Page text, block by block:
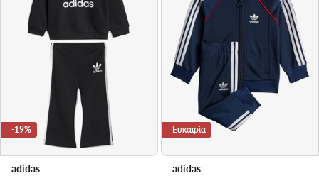
-19%
adidas
Ευκαιρία
adidas